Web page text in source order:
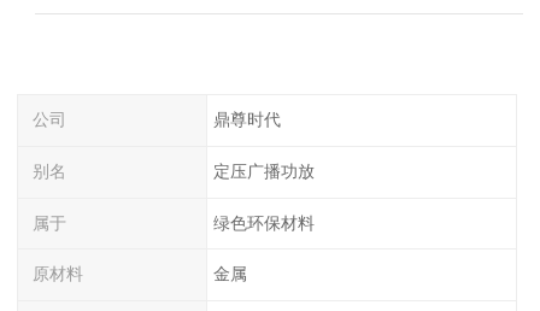
公司 鼎尊时代
别名 定压广播功放
属于 绿色环保材料
原材料 金属